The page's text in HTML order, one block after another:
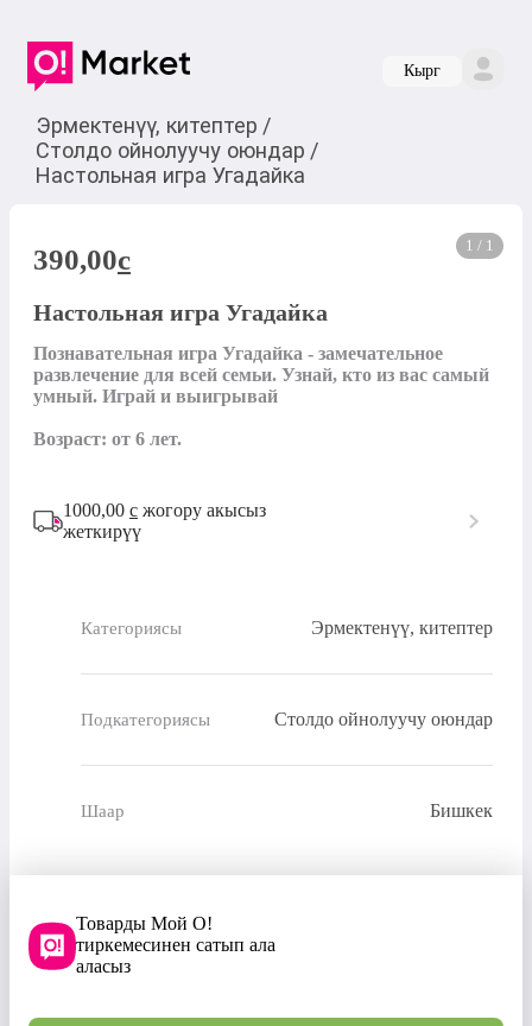
Кырг
Эрмектенүү, китептер /
Столдо ойнолуучу оюндар /
Настольная игра Угадайка
1 / 1
390,00c
Настольная игра Угадайка
Познавательная игра Угадайка - замечательное
развлечение для всей семьи. Узнай, кто из вас самый
умный. Играй и выигрывай
Возраст: от 6 лет.
1000,00 с жогору акысыз
жеткирүү
Категориясы Эрмектенүү, китептер
Подкатегориясы Столдо ойнолуучу оюндар
Шаар Бишкек
Товарды Мой О!
тиркемесинен сатып ала
аласыз